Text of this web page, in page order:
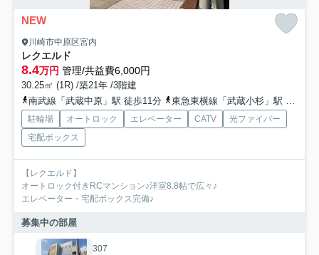
NEW
川崎市中原区宮内
レクエルド
8.4万円 管理/共益費6,000円
30.25㎡ (1R) /築21年 /3階建
南武線「武蔵中原」駅 徒歩11分
東急東横線「武蔵小杉」駅 徒歩30分
駐輪場 オートロック エレベーター CATV
光ファイバー
宅配ボックス
【レクエルド】
オートロック付きRCマンション♪洋室8.8帖で広々♪
エレベーター・宅配ボックス完備♪
募集中の部屋
307